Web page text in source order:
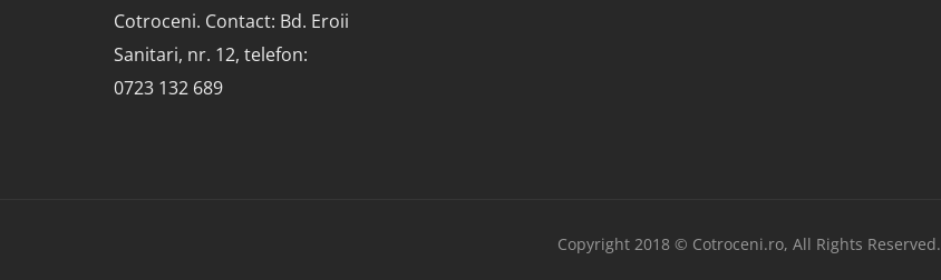
Cotroceni. Contact: Bd. Eroii
Sanitari, nr. 12, telefon:
0723 132 689
Copyright 2018 © Cotroceni.ro, All Rights Reserved.